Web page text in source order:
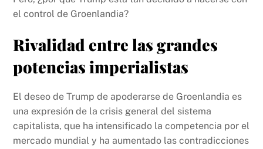
el control de Groenlandia?
Rivalidad entre las grandes
potencias imperialistas
El deseo de Trump de apoderarse de Groenlandia es
una expresión de la crisis general del sistema
capitalista, que ha intensificado la competencia por el
mercado mundial y ha aumentado las contradicciones